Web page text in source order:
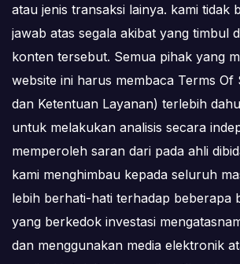
atau jenis transaksi lainya. kami tidak
jawab atas segala akibat yang timbul
konten tersebut. Semua pihak yang
website ini harus membaca Terms Of
dan Ketentuan Layanan) terlebih
untuk melakukan analisis secara
memperoleh saran dari pada ahli
kami menghimbau kepada seluruh
lebih berhati-hati terhadap beberapa
yang berkedok investasi
dan menggunakan media elektronik